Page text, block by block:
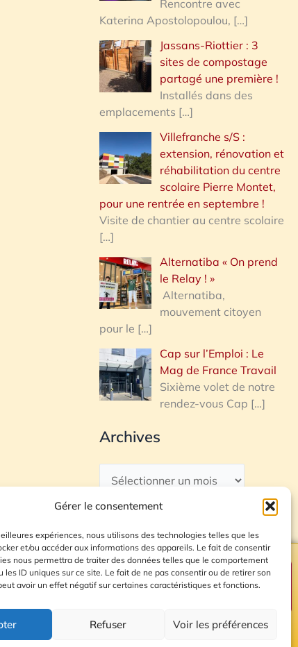
Gérer le consentement
expériences, nous utilisons des technologies telles que les
et/ou accéder aux informations des appareils. Le fait de consentir
nous permettra de traiter des données telles que le comportement
les ID uniques sur ce site. Le fait de ne pas consentir ou de retirer son
avoir un effet négatif sur certaines caractéristiques et fonctions.
Refuser Voir les préférences
Rencontre avec
Katerina Apostolopoulou, […]
Jassans-Riottier : 3
sites de compostage
partagé une première !
Installés dans des
emplacements […]
Villefranche s/S :
extension, rénovation et
réhabilitation du centre
scolaire Pierre Montet,
pour une rentrée en septembre !
Visite de chantier au centre scolaire
[…]
Alternatiba « On prend
le Relay ! »
Alternatiba,
mouvement citoyen
pour le […]
Cap sur l’Emploi : Le
Mag de France Travail
Sixième volet de notre
rendez-vous Cap […]
Archives
du site